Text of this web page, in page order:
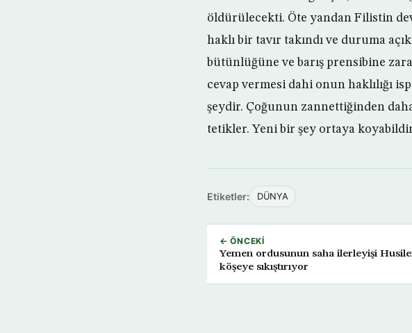
öldürülecekti. Öte yandan Filistin
haklı bir tavır takındı ve duruma
bütünlüğüne ve barış prensibine
cevap vermesi dahi onun haklılığı
şeydir. Çoğunun zannettiğinden daha
tetikler. Yeni bir şey ortaya
Etiketler: DÜNYA
← ÖNCEKI
Yemen ordusunun saha ilerleyişi
köşeye sıkıştırıyor